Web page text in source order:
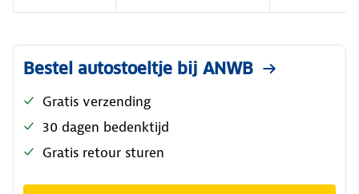
Bestel autostoeltje bij ANWB
Gratis verzending
30 dagen bedenktijd
Gratis retour sturen